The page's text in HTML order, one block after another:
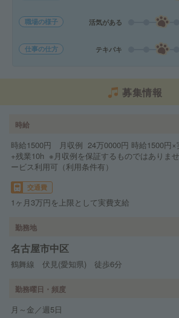
職場の様子 活気がある
仕事の仕方 テキパキ
募集情報
時給
時給1500円 月収例 24万0000円 時給1500円×
+残業10h ※月収例を保証するものではありま
ービス利用可（利用条件有）
交通費
1ヶ月3万円を上限として実費支給
勤務地
名古屋市中区
鶴舞線 伏見(愛知県) 徒歩6分
勤務曜日・頻度
月～金／週5日